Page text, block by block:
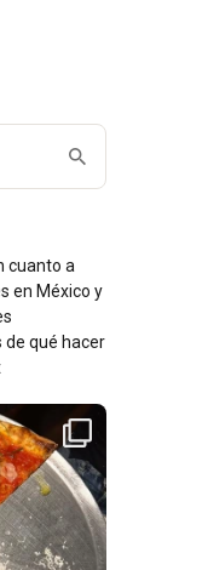
cuanto a
en México y
de qué hacer